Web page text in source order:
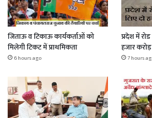
जिताऊ व टिकाऊ कार्यकर्ताओं को
मिलेगी टिकट में प्राथमिकता
6 hours ago
प्रदेश में
हजार
7 hours